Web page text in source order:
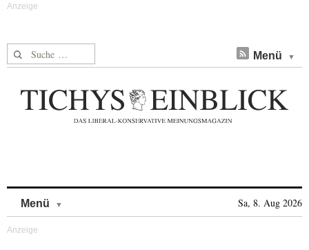
Suche nach: Menü
Menü Sa, 8. Aug 2026